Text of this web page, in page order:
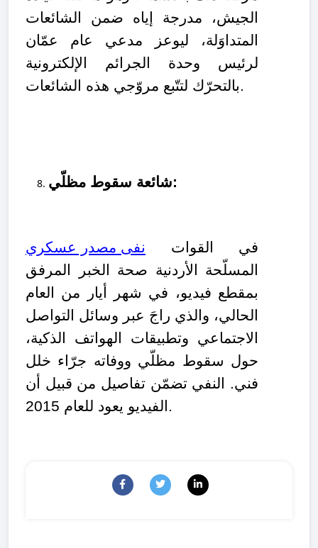
الجيش، مدرجة إياه ضمن الشائعات
المتداوَلة، ليوعز مدعي عام عمّان
لرئيس وحدة الجرائم الإلكترونية
بالتحرّك لتتّبع مروّجي هذه الشائعات.
شائعة سقوط مظلّي:
نفى مصدر عسكري
المسلّحة الأردنية صحة الخبر المرفق
بمقطع فيديو، في شهر أيار من العام
الحالي، والذي راجَ عبر وسائل التواصل
الاجتماعي وتطبيقات الهواتف الذكية،
حول سقوط مظلّي ووفاته جرّاء خلل
فني. النفي تضمّن تفاصيل من قبيل أن
الفيديو يعود للعام 2015.